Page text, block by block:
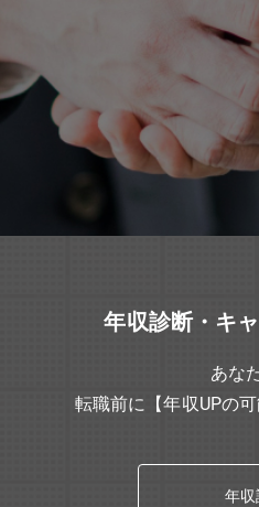
年収診断・キ
あな
転職前に【年収UPの
年